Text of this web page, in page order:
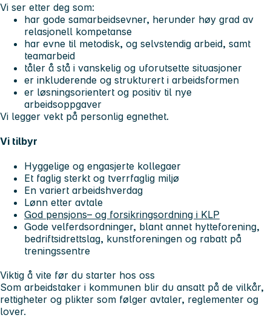
Vi ser etter deg som:
har gode samarbeidsevner, herunder høy grad av
relasjonell kompetanse
har evne til metodisk, og selvstendig arbeid, samt
teamarbeid
tåler å stå i vanskelig og uforutsette situasjoner
er inkluderende og strukturert i arbeidsformen
er løsningsorientert og positiv til nye
arbeidsoppgaver
Vi legger vekt på personlig egnethet.
Vi tilbyr
Hyggelige og engasjerte kollegaer
Et faglig sterkt og tverrfaglig miljø
En variert arbeidshverdag
Lønn etter avtale
God pensjons– og forsikringsordning i KLP
Gode velferdsordninger, blant annet hytteforening,
bedriftsidrettslag, kunstforeningen og rabatt på
treningssentre
Viktig å vite før du starter hos oss
Som arbeidstaker i kommunen blir du ansatt på de vilkår,
rettigheter og plikter som følger avtaler, reglementer og
lover.